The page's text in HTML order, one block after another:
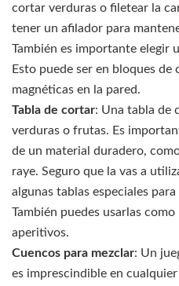
cortar verduras o filetear la
tener un afilador para
También es importante elegir
Esto puede ser en bloques de
magnéticas en la pared.
Tabla de cortar: Una tabla de
verduras o frutas. Es
de un material duradero,
raye. Seguro que la vas a
algunas tablas especiales
También puedes usarlas
aperitivos.
Cuencos para mezclar: Un
es imprescindible en